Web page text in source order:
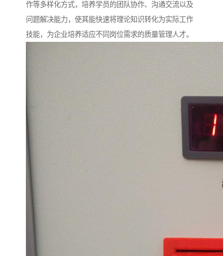
作等多样化方式，培养学员的团队协作、沟通交流以及
问题解决能力，使其能快速将理论知识转化为实际工作
技能，为企业培养适应不同岗位需求的质量管理人才。